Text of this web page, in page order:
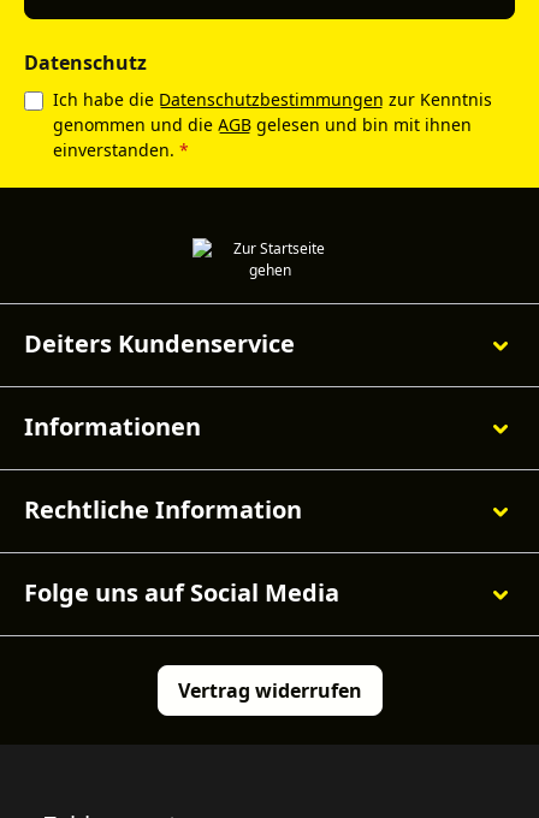
Datenschutz
Ich habe die Datenschutzbestimmungen zur Kenntnis
genommen und die AGB gelesen und bin mit ihnen
einverstanden. *
Deiters Kundenservice
Informationen
Rechtliche Information
Folge uns auf Social Media
Vertrag widerrufen